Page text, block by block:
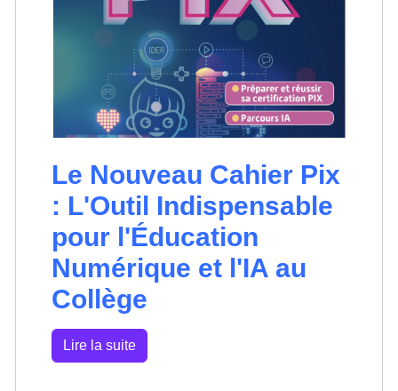
Le Nouveau Cahier Pix
: L'Outil Indispensable
pour l'Éducation
Numérique et l'IA au
Collège
Lire la suite